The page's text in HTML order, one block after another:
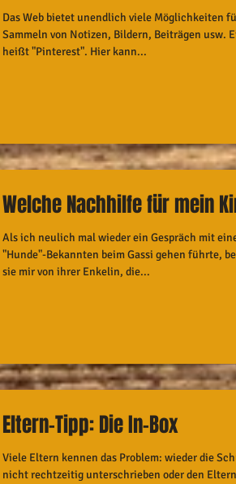
Das Web bietet unendlich viele Möglichkeiten
Sammeln von Notizen, Bildern, Beiträgen usw.
heißt "Pinterest". Hier kann...
Welche Nachhilfe für mein
Als ich neulich mal wieder ein Gespräch mit
"Hunde"-Bekannten beim Gassi gehen führte,
sie mir von ihrer Enkelin, die...
Eltern-Tipp: Die In-Box
Viele Eltern kennen das Problem: wieder die
nicht rechtzeitig unterschrieben oder den